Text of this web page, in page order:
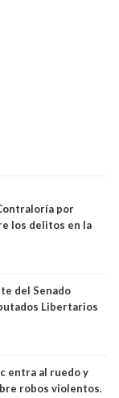
por
los delitos en la
del Senado
Libertarios
entra al ruedo y
robos violentos.